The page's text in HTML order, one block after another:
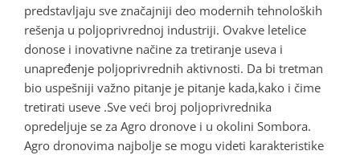
predstavljaju sve značajniji deo modernih tehnoloških
rešenja u poljoprivrednoj industriji. Ovakve letelice
donose i inovativne načine za tretiranje useva i
unapređenje poljoprivrednih aktivnosti. Da bi tretman
bio uspešniji važno pitanje je pitanje kada,kako i čime
tretirati useve .Sve veći broj poljoprivrednika
opredeljuje se za Agro dronove i u okolini Sombora.
Agro dronovima najbolje se mogu videti karakteristike